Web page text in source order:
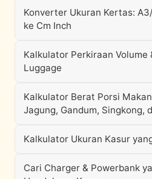
Konverter Ukuran Kertas:
ke Cm Inch
Kalkulator Perkiraan Volume
Luggage
Kalkulator Berat Porsi
Jagung, Gandum, Singkong,
Kalkulator Ukuran Kasur
Cari Charger & Powerbank